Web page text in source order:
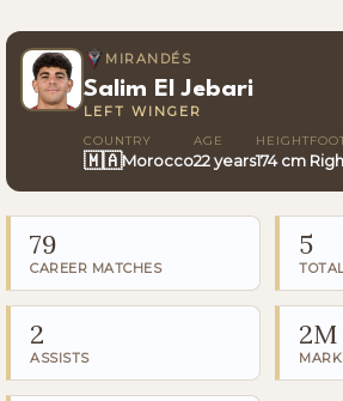
MIRANDÉS
Salim El Jebari
LEFT WINGER
COUNTRY
🇲🇦Morocco
AGE
22 years
HEIGHT
174 cm
79
CAREER MATCHES
5
2
ASSISTS